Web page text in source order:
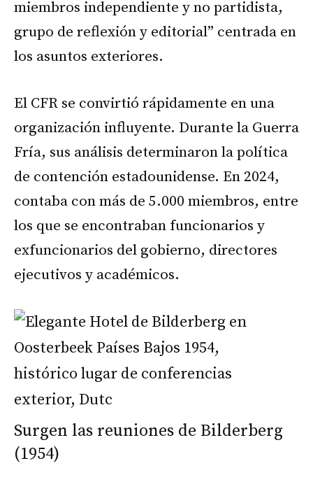
miembros independiente y no partidista,
grupo de reflexión y editorial” centrada en
los asuntos exteriores.
El CFR se convirtió rápidamente en una
organización influyente. Durante la Guerra
Fría, sus análisis determinaron la política
de contención estadounidense. En 2024,
contaba con más de 5.000 miembros, entre
los que se encontraban funcionarios y
exfuncionarios del gobierno, directores
ejecutivos y académicos.
Surgen las reuniones de Bilderberg
(1954)